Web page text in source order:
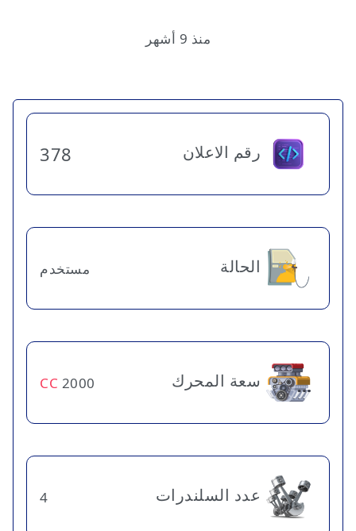
منذ 9 أشهر
رقم الاعلان 378
الحالة مستخدم
سعة المحرك 2000
CC
عدد السلندرات 4